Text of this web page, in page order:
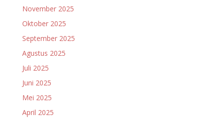
November 2025
Oktober 2025
September 2025
Agustus 2025
Juli 2025
Juni 2025
Mei 2025
April 2025